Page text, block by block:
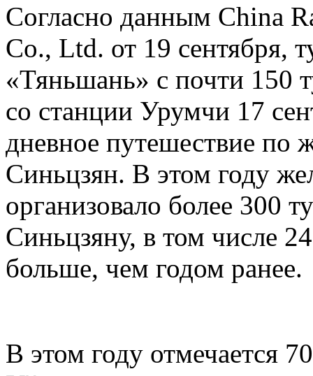
Согласно данным China
Co., Ltd. от 19 сентября,
«Тяньшань» с почти 150
со станции Урумчи 17
дневное путешествие по
Синьцзян. В этом году
организовало более 300
Синьцзяну, в том числе
больше, чем годом ранее.
В этом году отмечается